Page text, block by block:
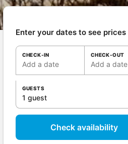
Enter your dates to see prices
CHECK-IN
Add a date
CHECK-OUT
Add a date
GUESTS
1 guest
Check availability